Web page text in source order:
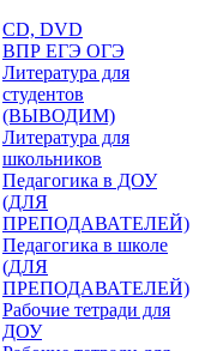
CD, DVD
ВПР ЕГЭ ОГЭ
Литература для
студентов
(ВЫВОДИМ)
Литература для
школьников
Педагогика в ДОУ
(ДЛЯ
ПРЕПОДАВАТЕЛЕЙ)
Педагогика в школе
(ДЛЯ
ПРЕПОДАВАТЕЛЕЙ)
Рабочие тетради для
ДОУ